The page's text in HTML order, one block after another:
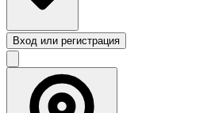
Вход или регистрация